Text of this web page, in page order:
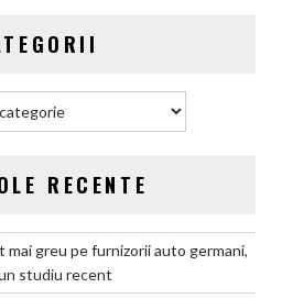
modele
RECENTE
greu pe furnizorii auto germani,
studiu recent